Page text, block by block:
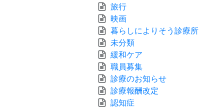
旅行
映画
暮らしによりそう診療所
未分類
緩和ケア
職員募集
診療のお知らせ
診療報酬改定
認知症